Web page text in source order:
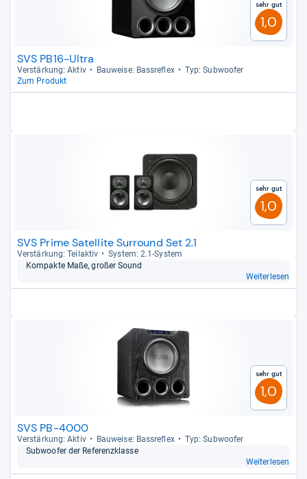
Sehr gut
1,0
SVS PB16-Ultra
Ver­stär­kung: Aktiv Bau­weise: Bass­re­flex
Typ: Sub­woofer
Zum Produkt
Sehr gut
1,0
SVS Prime Satellite Surround Set 2.1
Ver­stär­kung: Teilak­tiv
Sys­tem: 2.1-​Sys­tem
Kom­pakte Maße, großer Sound
Weiterlesen
Sehr gut
1,0
SVS PB-4000
Ver­stär­kung: Aktiv Bau­weise: Bass­re­flex
Typ: Sub­woofer
Sub­woofer der Refe­renz­klasse
Weiterlesen